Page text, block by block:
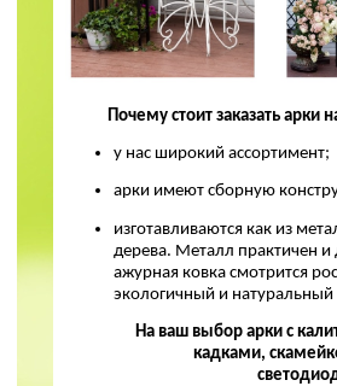
Почему стоит заказать арки
у нас широкий ассортимент;
арки имеют сборную
изготавливаются как из
дерева. Металл практичен и
ажурная ковка смотрится
экологичный и натуральный
На ваш выбор арки с
кадками,